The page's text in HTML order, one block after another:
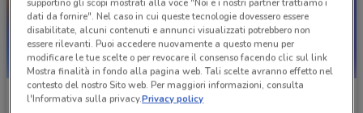
TIM
dati da fornire". Nel caso in cui queste tecnologie dovessero essere
disabilitate, alcuni contenuti e annunci visualizzati potrebbero non
essere rilevanti. Puoi accedere nuovamente a questo menu per
modificare le tue scelte o per revocare il consenso facendo clic sul link
Mostra finalità in fondo alla pagina web. Tali scelte avranno effetto nel
contesto del nostro Sito web. Per maggiori informazioni, consulta
l'Informativa sulla privacy.Privacy policy